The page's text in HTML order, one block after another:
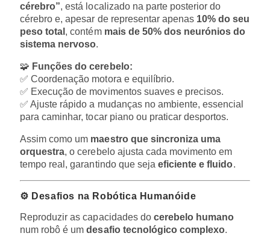
cérebro”, está localizado na parte posterior do
cérebro e, apesar de representar apenas 10% do seu
peso total , contém mais de 50% dos neurónios do
sistema nervoso.
🧩 Funções do cerebelo:
✅ Coordenação motora e equilíbrio.
✅ Execução de movimentos suaves e precisos.
✅ Ajuste rápido a mudanças no ambiente, essencial
para caminhar, tocar piano ou praticar desportos.
Assim como um maestro que sincroniza uma
orquestra, o cerebelo ajusta cada movimento em
tempo real, garantindo que seja eficiente e fluido.
⚙️ Desafios na Robótica Humanóide
Reproduzir as capacidades do cerebelo humano
num robô é umdesafio tecnológico complexo.